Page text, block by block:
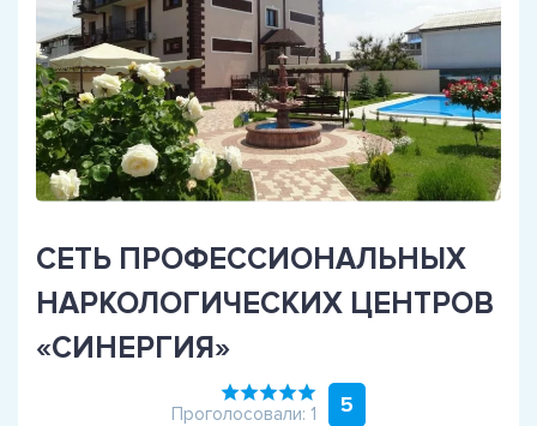
СЕТЬ ПРОФЕССИОНАЛЬНЫХ
НАРКОЛОГИЧЕСКИХ ЦЕНТРОВ
«СИНЕРГИЯ»
Проголосовали: 1 5